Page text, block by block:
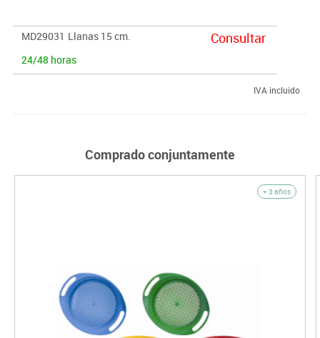
MD29031 Llanas 15 cm.
24/48 horas
Consultar
IVA incluido
Comprado conjuntamente
+ 3 años